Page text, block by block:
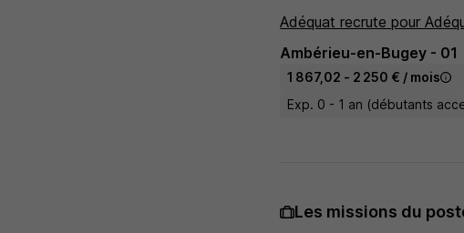
Adéquat recrute pour
Ambérieu-en-Bugey - 01
1 867,02 - 2 250 € / mois
Exp. 0 - 1 an (débutants
Les missions du